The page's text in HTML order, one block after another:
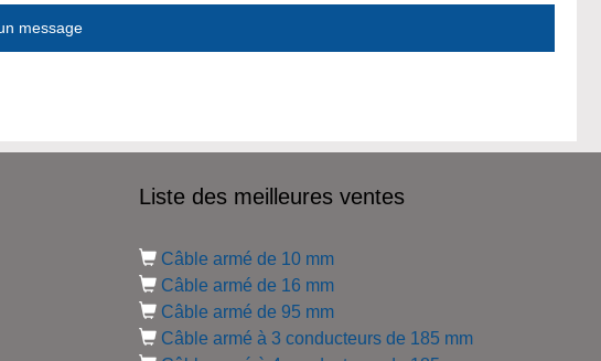
Liste des meilleures ventes
Câble armé de 10 mm
Câble armé de 16 mm
Câble armé de 95 mm
Câble armé à 3 conducteurs de 185 mm